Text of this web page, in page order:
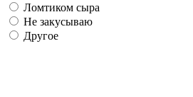
Ломтиком сыра
Не закусываю
Другое